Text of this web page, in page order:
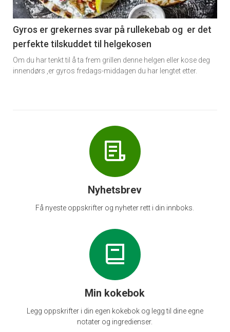
-
6
Gyros er grekernes svar på rullekebab og er det
perfekte tilskuddet til helgekosen
Om du har tenkt til å ta frem grillen denne helgen eller kose deg
innendørs ,er gyros fredags-middagen du har lengtet etter.
Nyhetsbrev
Få nyeste oppskrifter og nyheter rett i din innboks.
Min kokebok
Legg oppskrifter i din egen kokebok og legg til dine egne
notater og ingredienser.